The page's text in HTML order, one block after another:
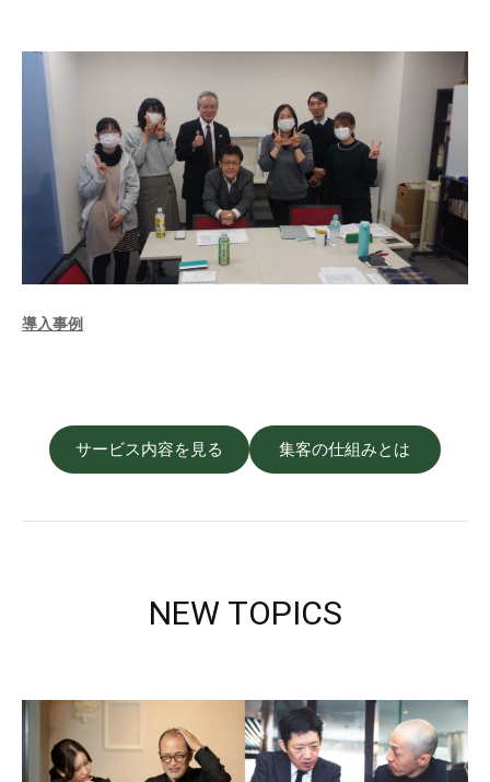
導入事例
サービス内容を見る 集客の仕組みとは
NEW TOPICS